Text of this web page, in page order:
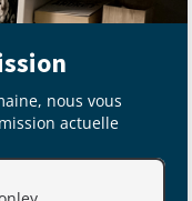
nous vous
actuelle